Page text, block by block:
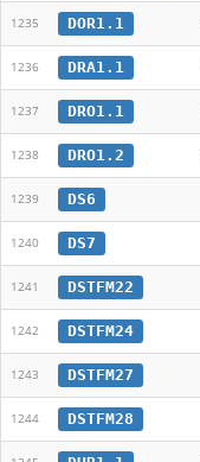
1235 DOR1.1
1236 DRA1.1
1237 DRO1.1
1238 DRO1.2
1239 DS6
1240 DS7
1241 DSTFM22
1242 DSTFM24
1243 DSTFM27
1244 DSTFM28